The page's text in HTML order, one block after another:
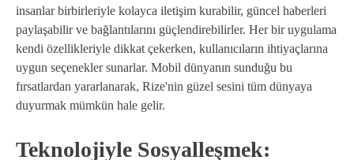
insanlar birbirleriyle kolayca iletişim kurabilir, güncel haberleri
paylaşabilir ve bağlantılarını güçlendirebilirler. Her bir uygulama
kendi özellikleriyle dikkat çekerken, kullanıcıların ihtiyaçlarına
uygun seçenekler sunarlar. Mobil dünyanın sunduğu bu
fırsatlardan yararlanarak, Rize'nin güzel sesini tüm dünyaya
duyurmak mümkün hale gelir.
Teknolojiyle Sosyalleşmek: